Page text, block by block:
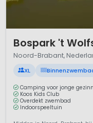
Bospark 't
Noord-Brabant,
XL
Camping voor jonge
Koos Kids Club
Overdekt zwembad
Indoorspeeltuin